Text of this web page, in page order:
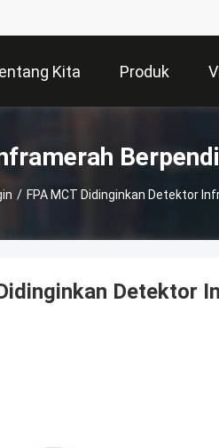
Kita Produk
/ FPA MCT Didinginkan Detektor
Detektor